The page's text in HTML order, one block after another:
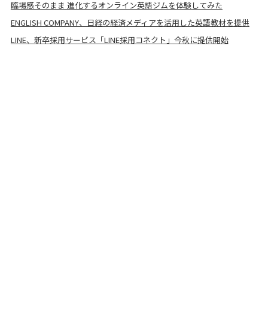
臨場感そのまま 進化するオンライン英語ジムを体験してみた
ENGLISH COMPANY、日経の経済メディアを活用した英語教材を提供
LINE、新卒採用サービス「LINE採用コネクト」今秋に提供開始